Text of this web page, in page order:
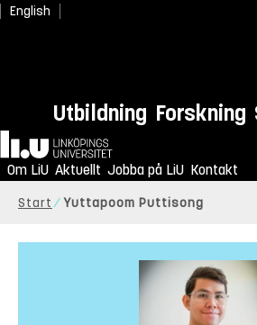
English
Utbildning Forskning
Hem
Om LiU Aktuellt Jobba på LiU Kontakt
Start Yuttapoom Puttisong